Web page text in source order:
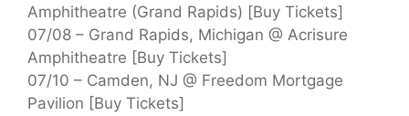
Amphitheatre (Grand Rapids) [Buy Tickets]
07/08 – Grand Rapids, Michigan @ Acrisure
Amphitheatre [Buy Tickets]
07/10 – Camden, NJ @ Freedom Mortgage
Pavilion [Buy Tickets]